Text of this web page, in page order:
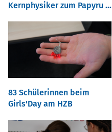
Kernphysiker zum Papyru ...
83 Schülerinnen beim
Girls'Day am HZB